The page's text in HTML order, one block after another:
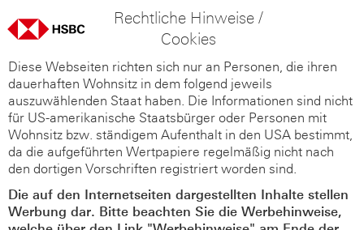
Rechtliche Hinweise /
Cookies
Diese Webseiten richten sich nur an Personen, die ihren
dauerhaften Wohnsitz in dem folgend jeweils
auszuwählenden Staat haben. Die Informationen sind nicht
für US-amerikanische Staatsbürger oder Personen mit
Wohnsitz bzw. ständigem Aufenthalt in den USA bestimmt,
da die aufgeführten Wertpapiere regelmäßig nicht nach
den dortigen Vorschriften registriert worden sind.
Die auf den Internetseiten dargestellten Inhalte stellen
Werbung dar. Bitte beachten Sie die Werbehinweise,